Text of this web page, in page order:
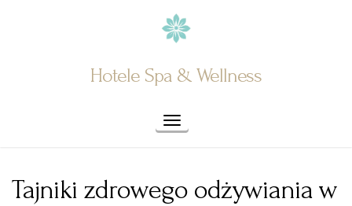
Hotele Spa & Wellness
Toggle navigation
Tajniki zdrowego odżywiania w